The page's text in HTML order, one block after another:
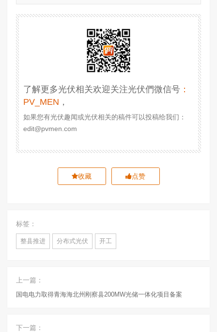
了解更多光伏相关欢迎关注光伏們微信号 ：
PV_MEN ，
如果您有光伏趣闻或光伏相关的稿件可以投稿给我们：
edit@pvmen.com
收藏 点赞
标签：
整县推进 分布式光伏 开工
上一篇：
国电电力取得青海海北州刚察县200MW光储一体化项目备案
下一篇：